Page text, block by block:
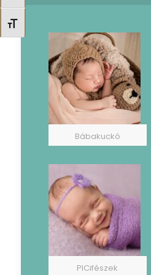
Betűméret váltása
Bábakuckó
PICifészek